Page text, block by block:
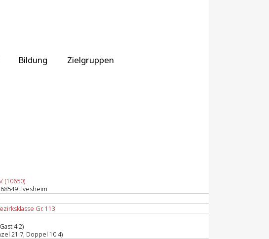
Bildung Zielgruppen
(10650)
Ilvesheim
Gr. 113
4:2)
21:7, Doppel 10:4)